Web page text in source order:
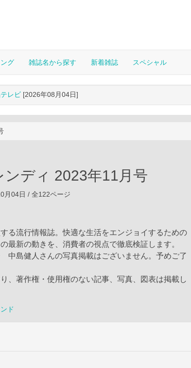
グ 雑誌名から探す 新着雑誌 スペシャル
レビ [2026年08月04日]
ンディ 2023年11月号
月04日 / 全122ページ
る流行情報誌。快適な生活をエンジョイするための
最新の動きを、消費者の視点で徹底検証します。
島健人さんの写真掲載はございません。予めご了
、著作権・使用権のない記事、写真、図表は掲載し
ド